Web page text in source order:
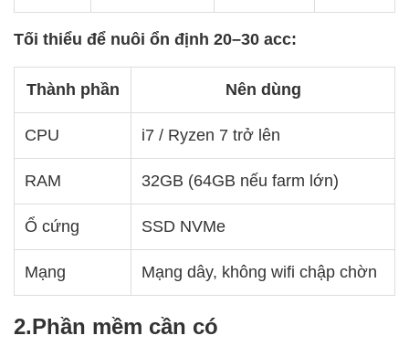
Tối thiểu để nuôi ổn định 20–30 acc:
Thành phần Nên dùng
CPU i7 / Ryzen 7 trở lên
RAM 32GB (64GB nếu farm lớn)
Ổ cứng SSD NVMe
Mạng Mạng dây, không wifi chập chờn
2.Phần mềm cần có